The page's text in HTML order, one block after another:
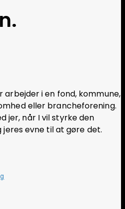
i en fond, kommune,
eller brancheforening.
jer, når I vil styrke den
jeres evne til at gøre det.